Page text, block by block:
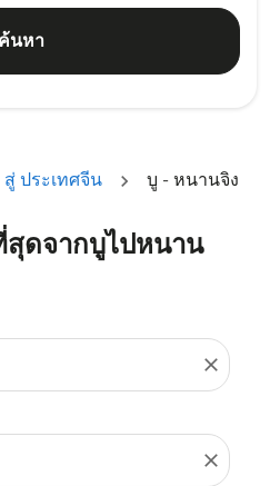
ค้นหา
สู่ ประเทศจีน บู - หนานจิง
ดจากบูไปหนาน
close
close
(ต้นทางและ/หรือปลายทาง) หรื